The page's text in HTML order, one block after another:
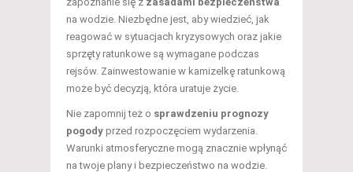
na wodzie. Niezbędne jest, aby wiedzieć, jak
reagować w sytuacjach kryzysowych oraz jakie
sprzęty ratunkowe są wymagane podczas
rejsów. Zainwestowanie w kamizelkę ratunkową
może być decyzją, która uratuje życie.
Nie zapomnij też o sprawdzeniu prognozy
pogody przed rozpoczęciem wydarzenia.
Warunki atmosferyczne mogą znacznie wpłynąć
na twoje plany i bezpieczeństwo na wodzie.